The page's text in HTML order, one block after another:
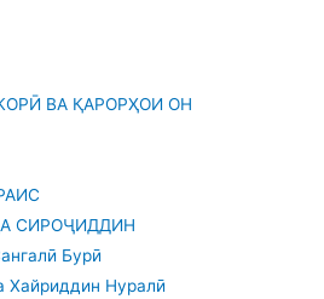
ВА ҚАРОРҲОИ ОН
СИРОҶИДДИН
Бурӣ
Хайриддин Нуралӣ